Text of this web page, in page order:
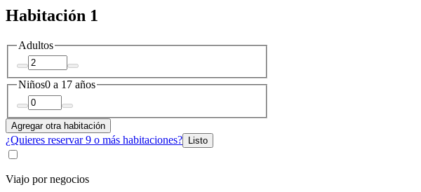
Habitación 1
Adultos
Niños0 a 17 años
Agregar otra habitación
¿Quieres reservar 9 o más habitaciones? Listo
Viajo por negocios